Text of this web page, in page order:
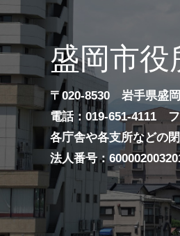
盛岡市役
〒020-8530 岩手県盛
電話：019-651-4111
各庁舎や各支所などの
法人番号：